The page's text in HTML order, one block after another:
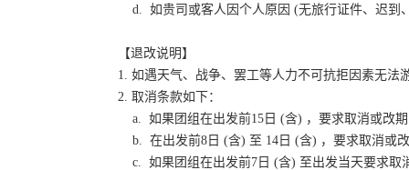
d. 如贵司或客人因个人原因 (无旅行证件、迟到
【退改说明】
1. 如遇天气、战争、罢工等人力不可抗拒因素无
2. 取消条款如下：
a. 如果团组在出发前15日 (含) ，要求取消或改
b. 在出发前8日 (含) 至 14日 (含) ，要求取消或
c. 如果团组在出发前7日 (含) 至出发当天要求取